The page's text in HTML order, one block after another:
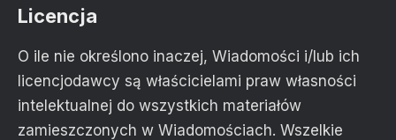
Licencja
O ile nie określono inaczej, Wiadomości i/lub ich
licencjodawcy są właścicielami praw własności
intelektualnej do wszystkich materiałów
zamieszczonych w Wiadomościach. Wszelkie